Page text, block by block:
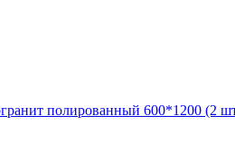
полированный 600*1200 (2